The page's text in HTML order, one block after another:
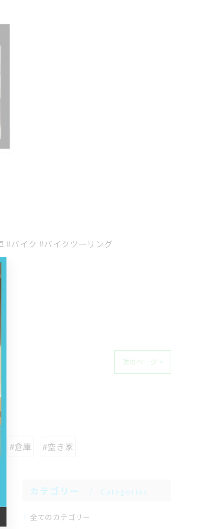
#バイク #バイクツーリング
次のページ >
#倉庫 #空き家
カテゴリー Categories
全てのカテゴリー